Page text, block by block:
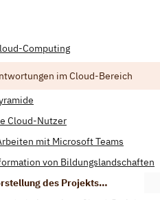
Computing
im Cloud-Bereich
Cloud-Nutzer
mit Microsoft Teams
von Bildungslandschaften
des Projekts